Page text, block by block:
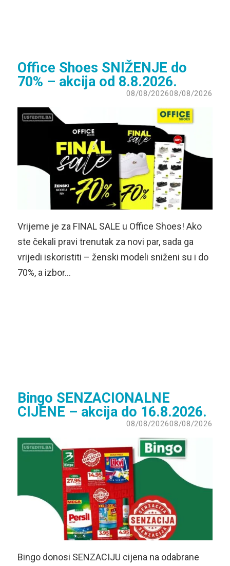
Office Shoes SNIŽENJE do
70% – akcija od 8.8.2026.
08/08/202608/08/2026
Vrijeme je za FINAL SALE u Office Shoes! Ako
ste čekali pravi trenutak za novi par, sada ga
vrijedi iskoristiti – ženski modeli sniženi su i do
70%, a izbor…
Bingo SENZACIONALNE
CIJENE – akcija do 16.8.2026.
08/08/202608/08/2026
Bingo donosi SENZACIJU cijena na odabrane